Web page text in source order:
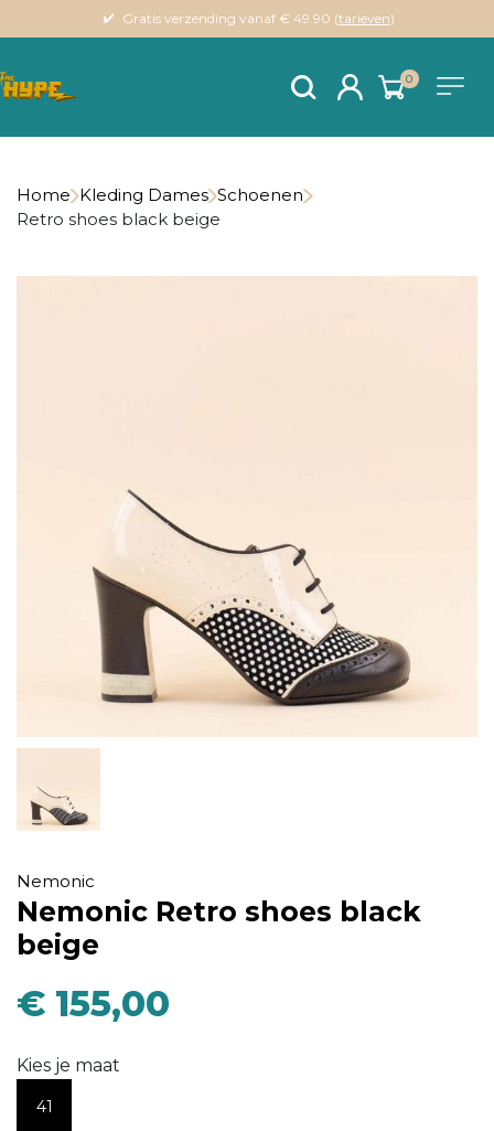
Gratis verzending vanaf € 49.90 (tarieven)
0
Home Kleding Dames Schoenen
Retro shoes black beige
Nemonic
Nemonic Retro shoes black
beige
€ 155,00
Kies je maat
41